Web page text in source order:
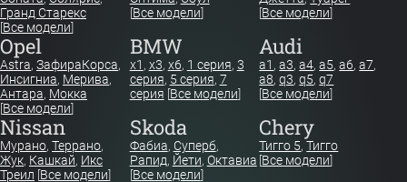
Гранд Старекс
[Все модели]
[Все модели]
[Все модели]
Opel
Astra, ЗафираКорса,
Инсигниа, Мерива,
Антара, Мокка
[Все модели]
BMW
x1 , x3, x6, 1 серия, 3
серия, 5 серия, 7
серия [Все модели]
Audi
a1 ,a3,a4,a5,a6,a7,
a8,q3,q5,q7
[Все модели]
Nissan
Мурано, Террано,
Жук, Кашкай, Икс
Треил [Все модели]
Skoda
Фабиа, Суперб,
Рапид, Йети, Октавиа
[Все модели]
Chery
Тигго 5,Тигго
[Все модели]